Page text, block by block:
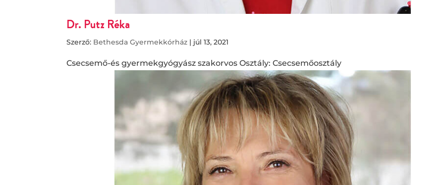
Dr. Putz Réka
Szerző: Bethesda Gyermekkórház | júl 13, 2021
Csecsemő-és gyermekgyógyász szakorvos Osztály: Csecsemőosztály